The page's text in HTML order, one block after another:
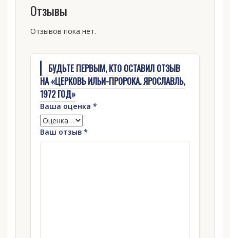
Отзывы
Отзывов пока нет.
БУДЬТЕ ПЕРВЫМ, КТО ОСТАВИЛ ОТЗЫВ
НА «ЦЕРКОВЬ ИЛЬИ-ПРОРОКА. ЯРОСЛАВЛЬ,
1972 ГОД»
Ваша оценка *
Ваш отзыв *